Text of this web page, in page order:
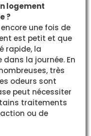
logement
?
une fois de
est petit et que
rapide, la
la journée. En
très
odeurs sont
peut nécessiter
traitements
ou de